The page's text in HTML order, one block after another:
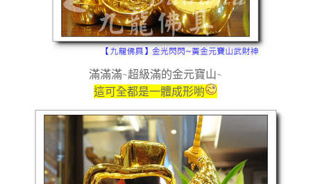
滿滿滿~超級滿的金元寶山~
這可全都是一體成形喲